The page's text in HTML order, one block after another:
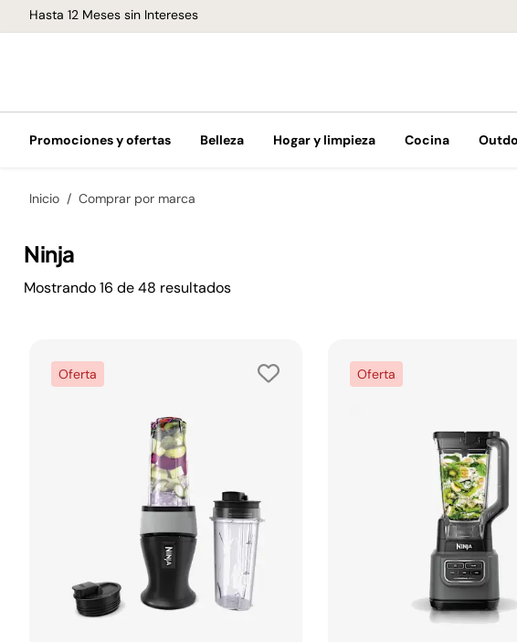
Hasta 12 Meses sin Intereses
Promociones y ofertas Belleza Hogar y limpieza Cocina
Inicio Comprar por marca
Ninja
Mostrando16 de48 resultados
Oferta Oferta